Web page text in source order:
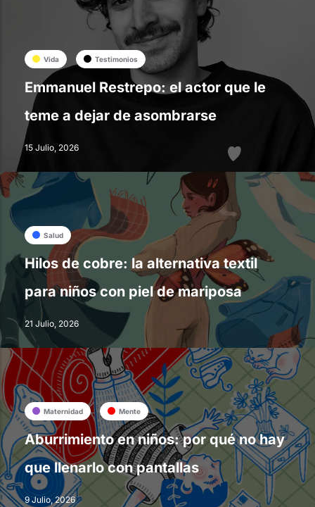
Vida Testimonios
Emmanuel Restrepo: el actor que le
teme a dejar de asombrarse
15 Julio, 2026
Salud
Hilos de cobre: la alternativa textil
para niños con piel de mariposa
21 Julio, 2026
Maternidad Mente
Aburrimiento en niños: por qué no hay
que llenarlo con pantallas
9 Julio, 2026